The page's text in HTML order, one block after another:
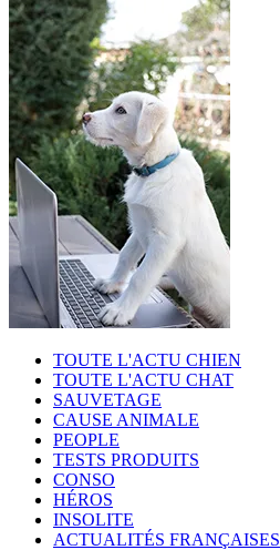
TOUTE L'ACTU CHIEN
TOUTE L'ACTU CHAT
SAUVETAGE
CAUSE ANIMALE
PEOPLE
TESTS PRODUITS
CONSO
HÉROS
INSOLITE
ACTUALITÉS FRANÇAISES